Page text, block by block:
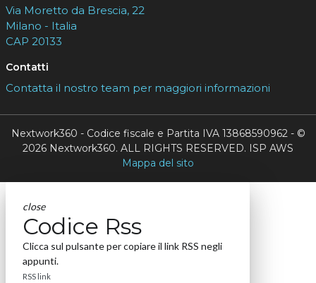
Via Moretto da Brescia, 22
Milano - Italia
CAP 20133
Contatti
Contatta il nostro team per maggiori informazioni
Nextwork360 - Codice fiscale e Partita IVA 13868590962 - ©
2026 Nextwork360. ALL RIGHTS RESERVED. ISP AWS
Mappa del sito
close
Codice Rss
Clicca sul pulsante per copiare il link RSS negli
appunti.
RSS link